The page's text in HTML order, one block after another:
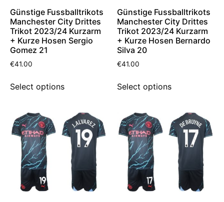
Günstige Fussballtrikots
Manchester City Drittes
Trikot 2023/24 Kurzarm
+ Kurze Hosen Sergio
Gomez 21
€41.00
Select options
Günstige Fussballtrikots
Manchester City Drittes
Trikot 2023/24 Kurzarm
+ Kurze Hosen Bernardo
Silva 20
€41.00
Select options